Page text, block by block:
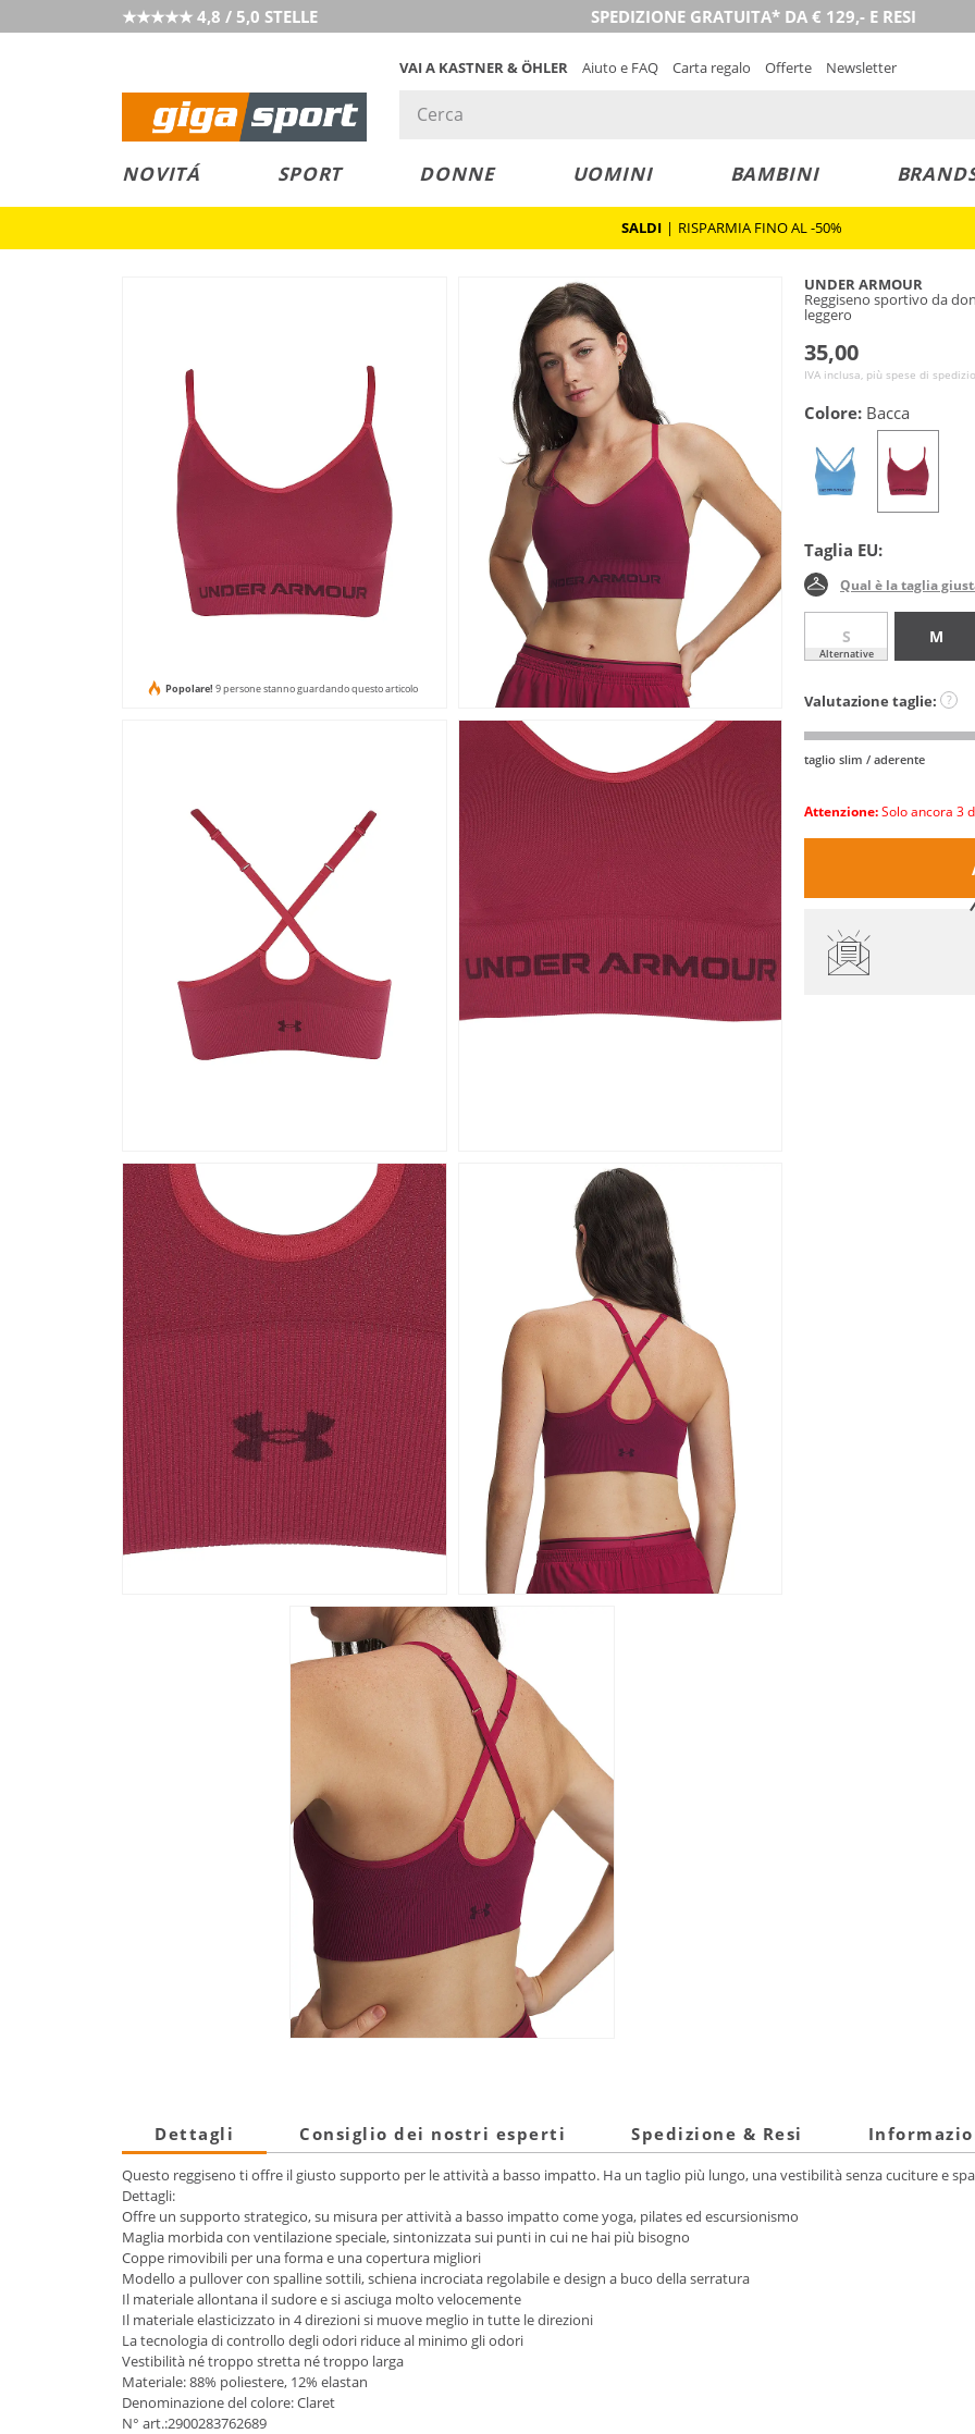
★★★★★ 4,8 / 5,0 STELLE SPEDIZIONE GRATUITA* DA € 129,- E RESI
VAI A KASTNER & ÖHLER Aiuto e FAQ Carta regalo Offerte Newsletter
NOVITÁ SPORT DONNE UOMINI BAMBINI
SALDI | RISPARMIA FINO AL -50%
Popolare! 9 persone stanno guardando questo articolo
UNDER ARMOUR
Reggiseno sportivo da
leggero
35,00
IVA inclusa, più spese di
Colore: Bacca
Taglia EU:
Qual è la taglia
S
Alternative
M
Valutazione taglie: ?
taglio slim / aderente
Attenzione: Solo ancora 3
Dettagli Consiglio dei nostri esperti Spedizione & Resi
Questo reggiseno ti offre il giusto supporto per le attività a basso impatto. Ha un taglio più lungo, una vestibilità senza cuciture e
Dettagli:
Offre un supporto strategico, su misura per attività a basso impatto come yoga, pilates ed escursionismo
Maglia morbida con ventilazione speciale, sintonizzata sui punti in cui ne hai più bisogno
Coppe rimovibili per una forma e una copertura migliori
Modello a pullover con spalline sottili, schiena incrociata regolabile e design a buco della serratura
Il materiale allontana il sudore e si asciuga molto velocemente
Il materiale elasticizzato in 4 direzioni si muove meglio in tutte le direzioni
La tecnologia di controllo degli odori riduce al minimo gli odori
Vestibilità né troppo stretta né troppo larga
Materiale: 88% poliestere, 12% elastan
Denominazione del colore: Claret
N° art.:2900283762689